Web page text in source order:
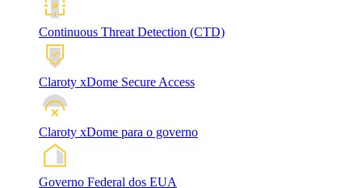
Continuous Threat Detection (CTD)
Claroty xDome Secure Access
Claroty xDome para o governo
Governo Federal dos EUA